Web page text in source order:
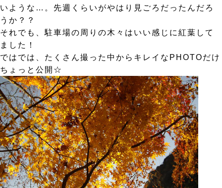
いような…。先週くらいがやはり見ごろだったんだろ
うか？？
それでも、駐車場の周りの木々はいい感じに紅葉して
ました！
ではでは、たくさん撮った中からキレイなPHOTOだけ
ちょっと公開☆